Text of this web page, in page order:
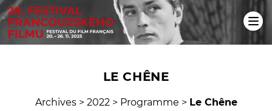
LE CHÊNE
Archives> 2022> Programme > Le Chêne